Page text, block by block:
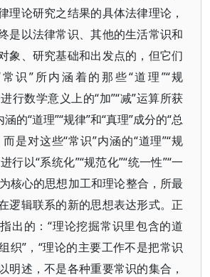
理论研究之结果的具体法律理论，
是以法律常识、其他的生活常识和
象、研究基础和出发点的，但它们
识”所内涵着的那些“道理”“规
行数学意义上的“加”“减”运算所获
的“道理”“规律”和“真理”成分的“总
是对这些“常识”内涵的“道理”“规
行以“系统化”“规范化”“统一性”“一
核心的思想加工和理论整合，所最
逻辑联系的新的思想表达形式。正
出的：“理论挖掘常识里包含的道
织”，“理论的主要工作不是把常识
明述，不是各种重要常识的集合，